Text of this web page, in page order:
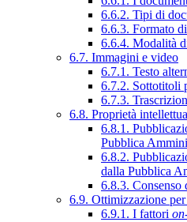
6.6.2. Tipi di
6.6.3. Formato
6.6.4. Modalità
6.7. Immagini e video
6.7.1. Testo
6.7.2. Sottotitoli
6.7.3.
6.8. Proprietà
6.8.1.
Pubblica
6.8.2.
dalla Pubblica
6.8.3. Consenso
6.9. Ottimizzazione
6.9.1. I fattori